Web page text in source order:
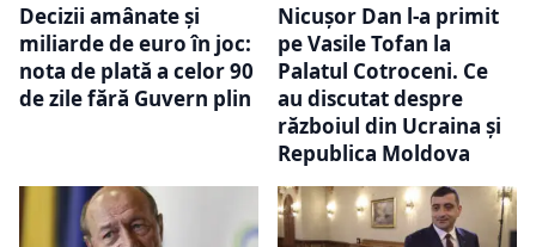
Decizii amânate și
miliarde de euro în joc:
nota de plată a celor 90
de zile fără Guvern plin
Nicușor Dan l-a primit
pe Vasile Tofan la
Palatul Cotroceni. Ce
au discutat despre
războiul din Ucraina și
Republica Moldova